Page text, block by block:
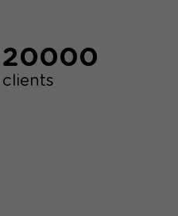
20000
clients